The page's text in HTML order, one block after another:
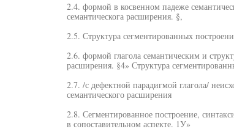
2.4. формой в косвенном падеже
семантическога расширения. §,
2.5. Структура сегментированных
2.6. формой глагола семантическим и
расширения. §4» Структура
2.7. /с дефектной парадигмой глагола/
семантического расширения
2.8. Сегментированное построение,
в сопоставительном аспекте. 1У»